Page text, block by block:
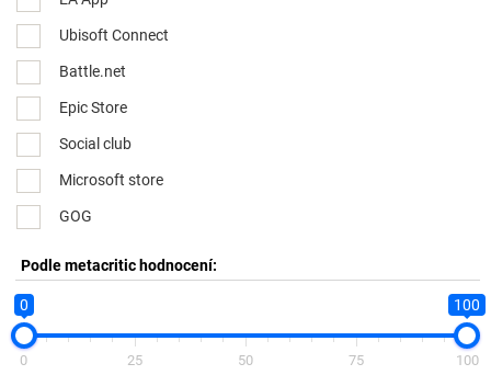
Ubisoft Connect
Battle.net
Epic Store
Social club
Microsoft store
GOG
Podle metacritic hodnocení:
0 100
0 25 50 75 100